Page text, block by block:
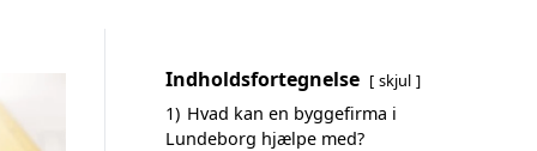
Indholdsfortegnelse skjul
1) Hvad kan en byggefirma i
Lundeborg hjælpe med?